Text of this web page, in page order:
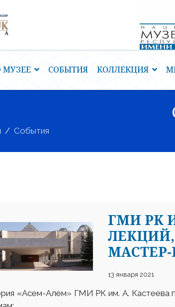
МУЗЕЕ СОБЫТИЯ КОЛЛЕКЦИЯ
События
ГМИ РК
13 января 2021
«Асем-Алем» ГМИ РК им. А. Кастеева